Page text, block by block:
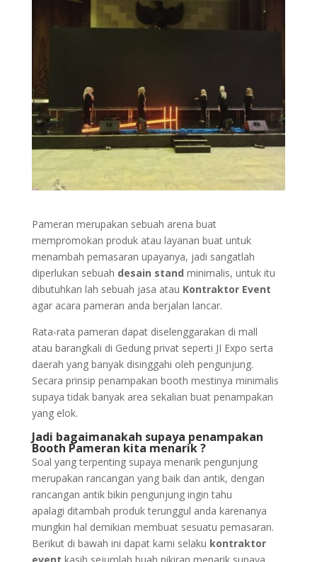
Pameran merupakan sebuah arena buat
mempromokan produk atau layanan buat untuk
menambah pemasaran upayanya, jadi sangatlah
diperlukan sebuah desain stand minimalis, untuk itu
dibutuhkan lah sebuah jasa atau Kontraktor Event
agar acara pameran anda berjalan lancar.
Rata-rata pameran dapat diselenggarakan di mall
atau barangkali di Gedung privat seperti JI Expo serta
daerah yang banyak disinggahi oleh pengunjung.
Secara prinsip penampakan booth mestinya minimalis
supaya tidak banyak area sekalian buat penampakan
yang elok.
Jadi bagaimanakah supaya penampakan
Booth Pameran kita menarik ?
Soal yang terpenting supaya menarik pengunjung
merupakan rancangan yang baik dan antik, dengan
rancangan antik bikin pengunjung ingin tahu
apalagi ditambah produk terunggul anda karenanya
mungkin hal demikian membuat sesuatu pemasaran.
Berikut di bawah ini dapat kami selaku kontraktor